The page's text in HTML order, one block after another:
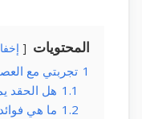
المحتويات
1 تجربتي مع
1.1 هل الحقد
1.2 ما هي